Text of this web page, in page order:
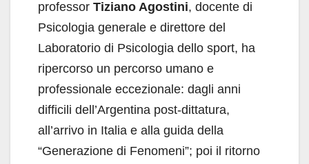
professor Tiziano Agostini, docente di
Psicologia generale e direttore del
Laboratorio di Psicologia dello sport, ha
ripercorso un percorso umano e
professionale eccezionale: dagli anni
difficili dell’Argentina post-dittatura,
all’arrivo in Italia e alla guida della
“Generazione di Fenomeni”; poi il ritorno